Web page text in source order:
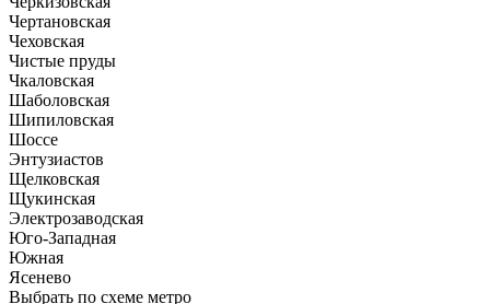
Чертановская
Чеховская
Чистые пруды
Чкаловская
Шаболовская
Шипиловская
Шоссе
Энтузиастов
Щелковская
Щукинская
Электрозаводская
Юго-Западная
Южная
Ясенево
Выбрать по схеме метро